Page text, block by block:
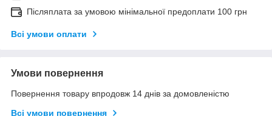
Післяплата за умовою мінімальної предоплати 100 грн
Всі умови оплати
Умови повернення
Повернення товару впродовж 14 днів за домовленістю
Всі умови повернення